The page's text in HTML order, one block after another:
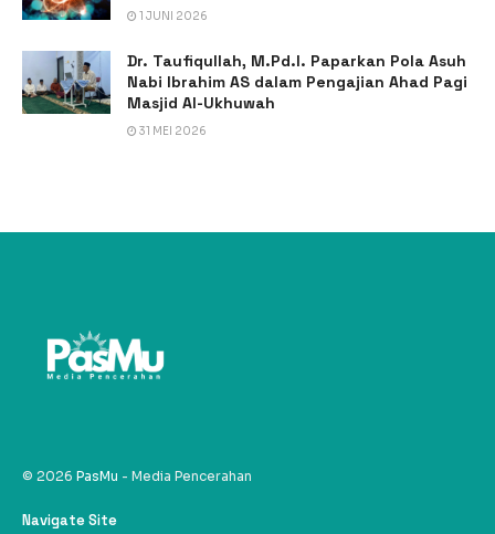
1 JUNI 2026
Dr. Taufiqullah, M.Pd.I. Paparkan Pola Asuh
Nabi Ibrahim AS dalam Pengajian Ahad Pagi
Masjid Al-Ukhuwah
31 MEI 2026
© 2026 PasMu - Media Pencerahan
Navigate Site